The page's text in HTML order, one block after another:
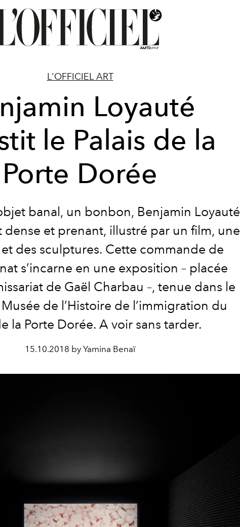
L'OFFICIEL ART
Loyauté
le Palais de la
Porte Dorée
banal, un bonbon, Benjamin Loyauté
dense et prenant, illustré par un film, une
des sculptures. Cette commande de
s’incarne en une exposition – placée
de Gaël Charbau –, tenue dans le
de l’Histoire de l’immigration du
la Porte Dorée. A voir sans tarder.
15.10.2018 by Yamina Benaï